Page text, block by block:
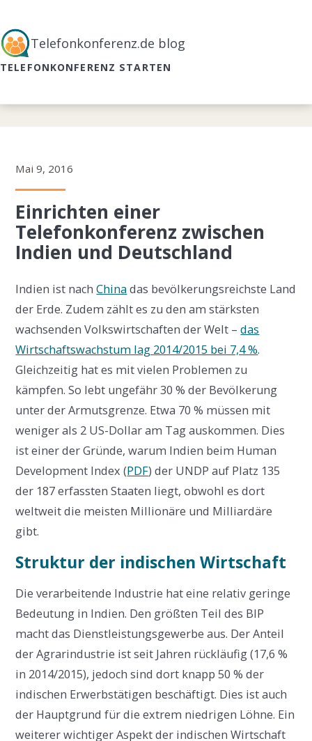
Telefonkonferenz.de blog
TELEFONKONFERENZ STARTEN
Mai 9, 2016
Einrichten einer
Telefonkonferenz zwischen
Indien und Deutschland
Indien ist nachChinadas bevölkerungsreichste Land
der Erde. Zudem zählt es zu den am stärksten
wachsenden Volkswirtschaften der Welt –das
Wirtschaftswachstum lag 2014/2015 bei 7,4 %.
Gleichzeitig hat es mit vielen Problemen zu
kämpfen. So lebt ungefähr 30 % der Bevölkerung
unter der Armutsgrenze. Etwa 70 % müssen mit
weniger als 2 US-Dollar am Tag auskommen. Dies
ist einer der Gründe, warum Indien beim Human
Development Index (PDF) der UNDP auf Platz 135
der 187 erfassten Staaten liegt, obwohl es dort
weltweit die meisten Millionäre und Milliardäre
gibt.
Struktur der indischen Wirtschaft
Die verarbeitende Industrie hat eine relativ geringe
Bedeutung in Indien. Den größten Teil des BIP
macht das Dienstleistungsgewerbe aus. Der Anteil
der Agrarindustrie ist seit Jahren rückläufig (17,6 %
in 2014/2015), jedoch sind dort knapp 50 % der
indischen Erwerbstätigen beschäftigt. Dies ist auch
der Hauptgrund für die extrem niedrigen Löhne. Ein
weiterer wichtiger Aspekt der indischen Wirtschaft